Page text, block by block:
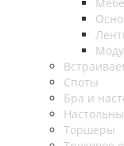
Споты
Бра и
Торшеры